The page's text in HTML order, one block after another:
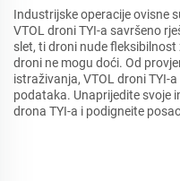
Industrijske operacije ovisne
VTOL droni TYI-a savršeno
slet, ti droni nude
droni ne mogu doći. Od
istraživanja, VTOL droni TYI-
podataka. Unaprijedite svoje
drona TYI-a i podigneite